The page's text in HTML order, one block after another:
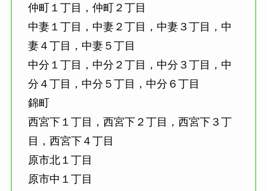
仲町１丁目，仲町２丁目
中妻１丁目，中妻２丁目，中妻３丁目，中
妻４丁目，中妻５丁目
中分１丁目，中分２丁目，中分３丁目，中
分４丁目，中分５丁目，中分６丁目
錦町
西宮下１丁目，西宮下２丁目，西宮下３丁
目，西宮下４丁目
原市北１丁目
原市中１丁目